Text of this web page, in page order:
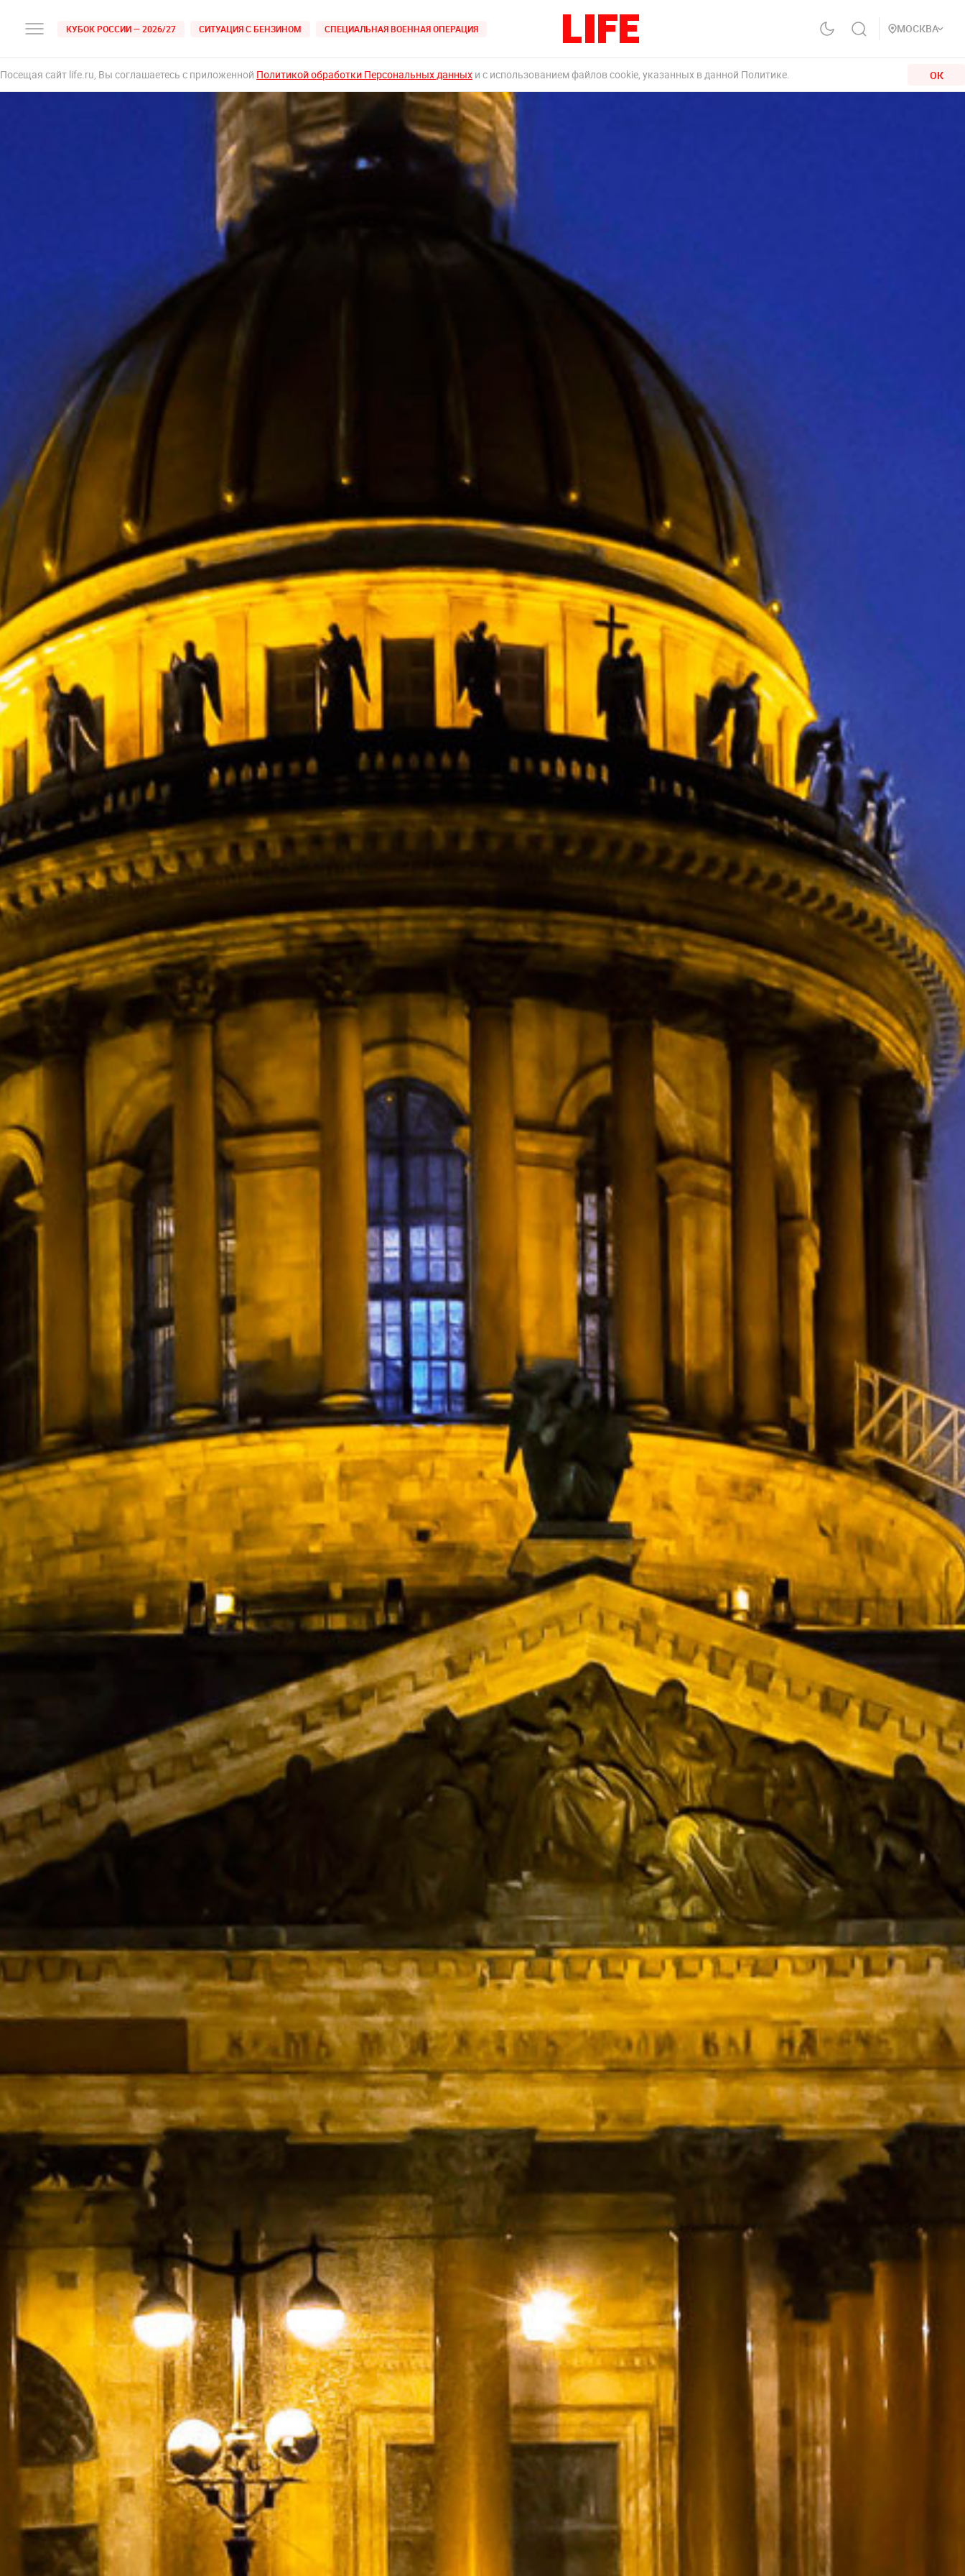
КУБОК РОССИИ — 2026/27 СИТУАЦИЯ С БЕНЗИНОМ СПЕЦИАЛЬНАЯ ВОЕННАЯ ОПЕРАЦИЯ МОСКВА
Посещая сайт life.ru, Вы соглашаетесь с приложенной Политикой обработки Персональных данных и с использованием файлов cookie, указанных в данной Политике. ОК